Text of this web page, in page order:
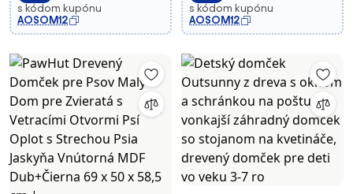
s kódom kupónu
AOSOM12
s kódom kupónu
AOSOM12